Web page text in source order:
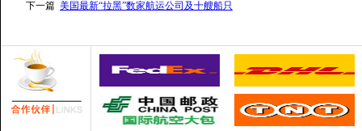
下一篇 美国最新“拉黑”数家航运公司及十艘船只